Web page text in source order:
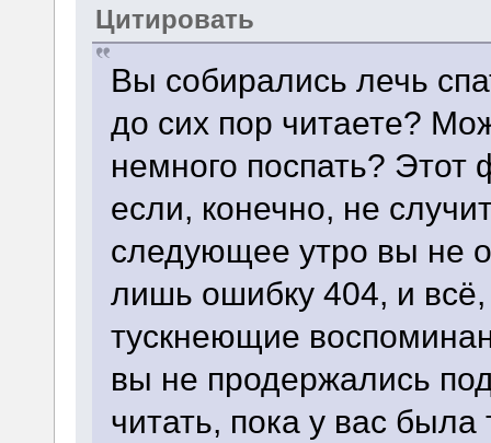
Цитировать
Вы собирались лечь
до сих пор читаете?
немного поспать? Этот
если, конечно, не
следующее утро вы не
лишь ошибку 404, и
тускнеющие
вы не продержались
читать, пока у вас